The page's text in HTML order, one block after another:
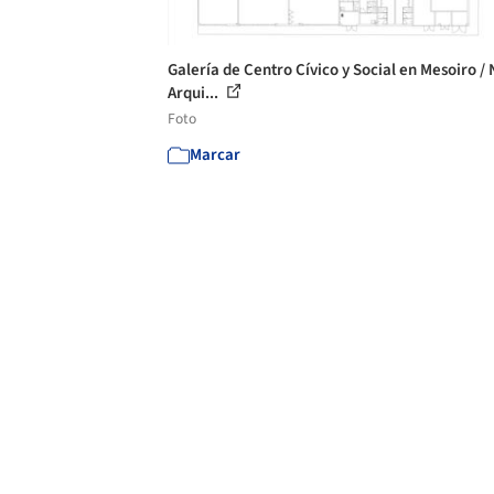
Galería de Centro Cívico y Social en Mesoiro /
Arqui...
Foto
Marcar